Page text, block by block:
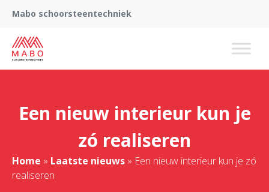
Mabo schoorsteentechniek
Een nieuw interieur kun je
zó realiseren
Home » Laatste nieuws » Een nieuw interieur kun je zó
realiseren